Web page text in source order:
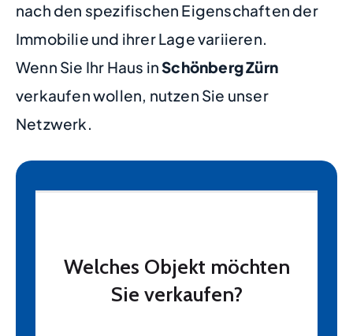
nach den spezifischen Eigenschaften der
Immobilie und ihrer Lage variieren.
Wenn Sie Ihr Haus inSchönberg Zürn
verkaufen wollen, nutzen Sie unser
Netzwerk.